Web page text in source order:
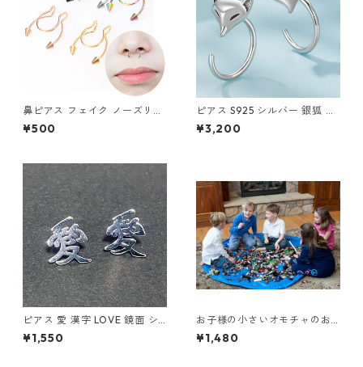
鼻ピアス フェイク ノーズリン
グ ボディピアス セプタム ステ
ンレス ノンホール 挟む フェイ
リー
¥500
ピアス S925 シルバー 銀狐 狐
キツネ フックピアス Silver ア
クセサリー
¥3,200
ピアス 愛 漢字 LOVE 鏡面 シ
ルバー ユニセック アクセサリ
ー
¥1,550
お子様の小さいオモチャのお
片付けのお悩み解消！レゴマ
ット収納袋 Mサイズ 100cm
¥1,480